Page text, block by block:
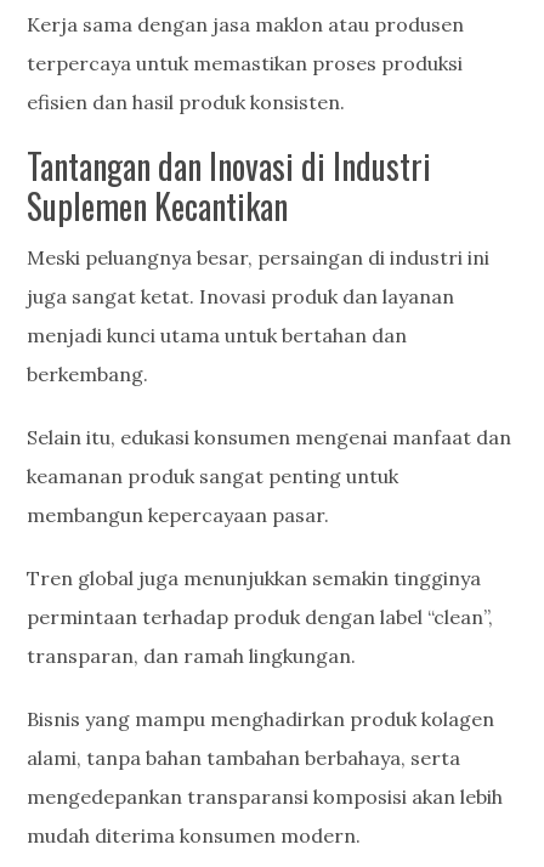
Kerja sama dengan jasa maklon atau produsen
terpercaya untuk memastikan proses produksi
efisien dan hasil produk konsisten.
Tantangan dan Inovasi di Industri
Suplemen Kecantikan
Meski peluangnya besar, persaingan di industri ini
juga sangat ketat. Inovasi produk dan layanan
menjadi kunci utama untuk bertahan dan
berkembang.
Selain itu, edukasi konsumen mengenai manfaat dan
keamanan produk sangat penting untuk
membangun kepercayaan pasar.
Tren global juga menunjukkan semakin tingginya
permintaan terhadap produk dengan label “clean”,
transparan, dan ramah lingkungan.
Bisnis yang mampu menghadirkan produk kolagen
alami, tanpa bahan tambahan berbahaya, serta
mengedepankan transparansi komposisi akan lebih
mudah diterima konsumen modern.